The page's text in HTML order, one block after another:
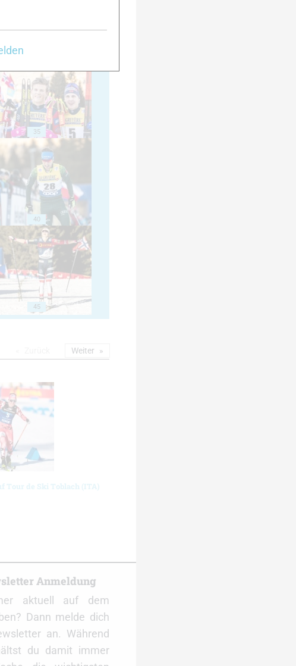
35
40
45
Tour de Ski Toblach (ITA)
Weiter
Anmeldung
aktuell auf dem
Dann melde dich
an. Während
du damit immer